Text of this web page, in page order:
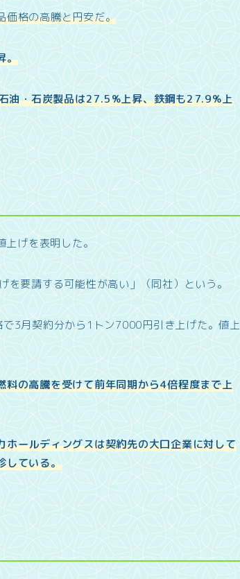
価格の高騰と円安だ。
。
油・石炭製品は27.5%上昇、鉄鋼も27.9%上
げを表明した。
要請する可能性が高い」（同社）という。
3月契約分から1トン7000円引き上げた。値上
の高騰を受けて前年同期から4倍程度まで上
ールディングスは契約先の大口企業に対して
している。